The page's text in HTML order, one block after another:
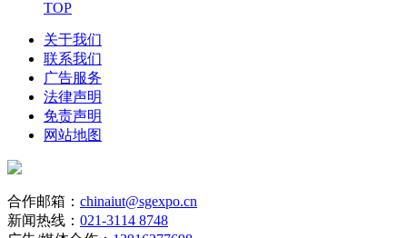
TOP
关于我们
联系我们
广告服务
法律声明
免责声明
网站地图
合作邮箱： chinaiut@sgexpo.cn
新闻热线： 021-3114 8748